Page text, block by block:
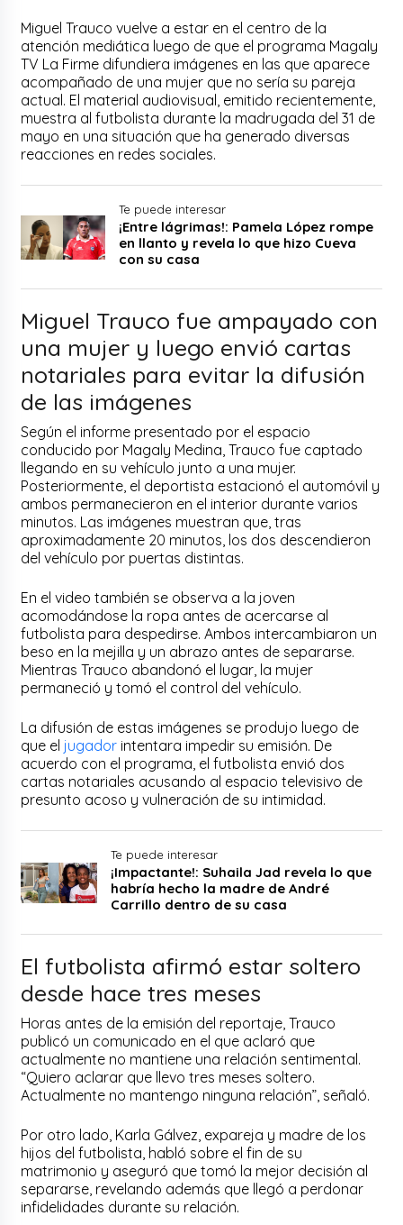
Miguel Trauco vuelve a estar en el centro de la
atención mediática luego de que el programa Magaly
TV La Firme difundiera imágenes en las que aparece
acompañado de una mujer que no sería su pareja
actual. El material audiovisual, emitido recientemente,
muestra al futbolista durante la madrugada del 31 de
mayo en una situación que ha generado diversas
reacciones en redes sociales.
Te puede interesar
¡Entre lágrimas!: Pamela López rompe
en llanto y revela lo que hizo Cueva
con su casa
Miguel Trauco fue ampayado con
una mujer y luego envió cartas
notariales para evitar la difusión
de las imágenes
Según el informe presentado por el espacio
conducido por Magaly Medina, Trauco fue captado
llegando en su vehículo junto a una mujer.
Posteriormente, el deportista estacionó el automóvil y
ambos permanecieron en el interior durante varios
minutos. Las imágenes muestran que, tras
aproximadamente 20 minutos, los dos descendieron
del vehículo por puertas distintas.
En el video también se observa a la joven
acomodándose la ropa antes de acercarse al
futbolista para despedirse. Ambos intercambiaron un
beso en la mejilla y un abrazo antes de separarse.
Mientras Trauco abandonó el lugar, la mujer
permaneció y tomó el control del vehículo.
La difusión de estas imágenes se produjo luego de
que el jugador intentara impedir su emisión. De
acuerdo con el programa, el futbolista envió dos
cartas notariales acusando al espacio televisivo de
presunto acoso y vulneración de su intimidad.
Te puede interesar
¡Impactante!: Suhaila Jad revela lo que
habría hecho la madre de André
Carrillo dentro de su casa
El futbolista afirmó estar soltero
desde hace tres meses
Horas antes de la emisión del reportaje, Trauco
publicó un comunicado en el que aclaró que
actualmente no mantiene una relación sentimental.
“Quiero aclarar que llevo tres meses soltero.
Actualmente no mantengo ninguna relación”, señaló.
Por otro lado, Karla Gálvez, expareja y madre de los
hijos del futbolista, habló sobre el fin de su
matrimonio y aseguró que tomó la mejor decisión al
separarse, revelando además que llegó a perdonar
infidelidades durante su relación.